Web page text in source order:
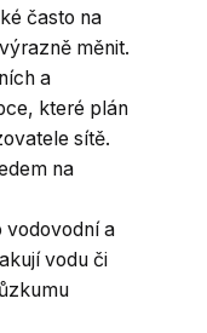
často na
měnit.
a
které plán
sítě.
na
a
vodu či